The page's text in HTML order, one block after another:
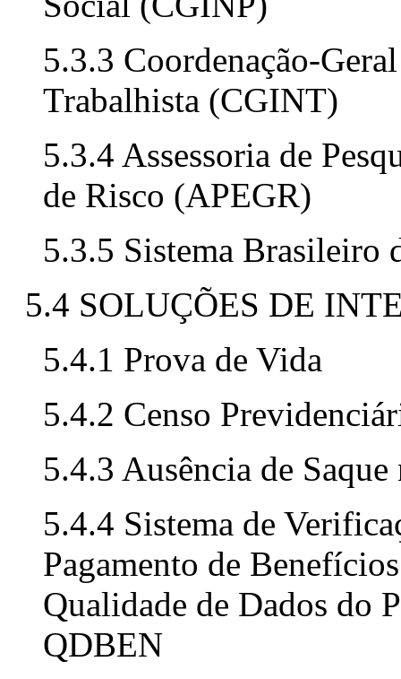
5.3.3 Coordenação-
Trabalhista (CGINT)
5.3.4 Assessoria de
de Risco (APEGR)
5.3.5 Sistema Brasileiro
5.4 SOLUÇÕES DE
5.4.1 Prova de Vida
5.4.2 Censo
5.4.3 Ausência de
5.4.4 Sistema de
Pagamento de
Qualidade de Dados do
QDBEN